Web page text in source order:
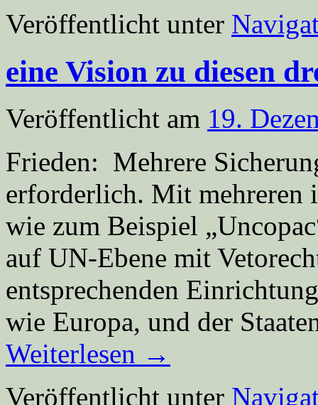
Veröffentlicht unter
eine Vision zu diesen
Veröffentlicht am 19.
Frieden: Mehrere
erforderlich. Mit mehreren
wie zum Beispiel
auf UN-Ebene mit
entsprechenden
wie Europa, und der
Weiterlesen →
Veröffentlicht unter